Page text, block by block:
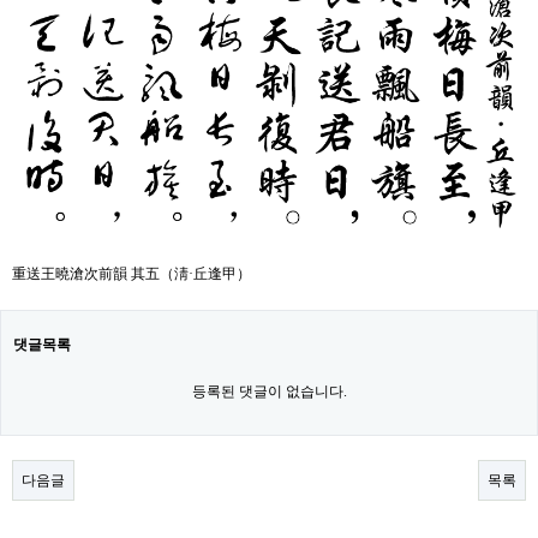
重送王曉滄次前韻 其五（淸·丘逢甲）
댓글목록
등록된 댓글이 없습니다.
다음글 목록